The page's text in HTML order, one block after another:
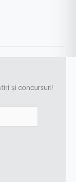
și concursuri!